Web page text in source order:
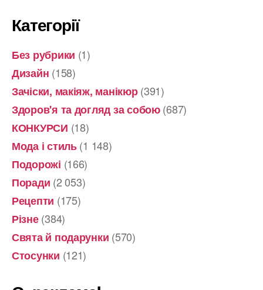
Категорії
Без рубрики (1)
Дизайн (158)
Зачіски, макіяж, манікюр(391)
Здоров'я та догляд за собою(687)
КОНКУРСИ (18)
Мода і стиль(1 148)
Подорожі (166)
Поради (2 053)
Рецепти (175)
Різне(384)
Свята й подарунки (570)
Стосунки (121)